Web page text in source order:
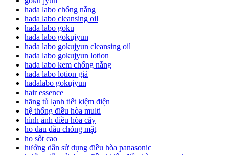
hada labo chống nắng
hada labo cleansing oil
hada labo goku
hada labo gokujyun
hada labo gokujyun cleansing oil
hada labo gokujyun lotion
hada labo kem chống nắng
hada labo lotion giá
hadalabo gokujyun
hair essence
hãng tủ lạnh tiết kiệm điện
hệ thống điều hòa multi
hình ảnh điều hòa cây
ho đau đầu chóng mặt
ho sốt cao
hướng dẫn sử dụng điều hòa panasonic